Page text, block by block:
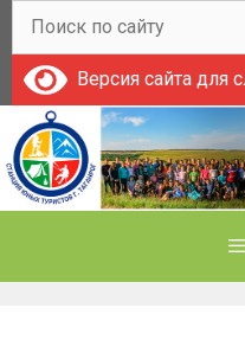
содержимомуВерсия сайта для